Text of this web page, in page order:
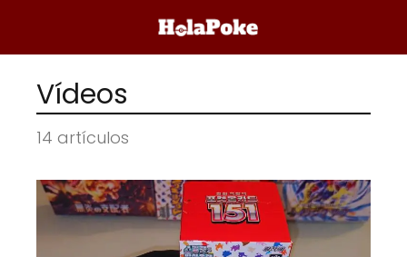
Vídeos
14 artículos